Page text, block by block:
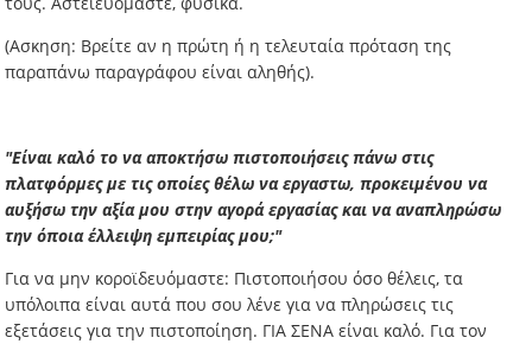
(Ασκηση: Βρείτε αν η πρώτη ή η τελευταία πρόταση της
παραπάνω παραγράφου είναι αληθής).
"Είναι καλό το να αποκτήσω πιστοποιήσεις πάνω στις
πλατφόρμες με τις οποίες θέλω να εργαστω, προκειμένου να
αυξήσω την αξία μου στην αγορά εργασίας και να αναπληρώσω
την όποια έλλειψη εμπειρίας μου;"
Για να μην κοροϊδευόμαστε: Πιστοποιήσου όσο θέλεις, τα
υπόλοιπα είναι αυτά που σου λένε για να πληρώσεις τις
εξετάσεις για την πιστοποίηση. ΓΙΑ ΣΕΝΑ είναι καλό. Για τον